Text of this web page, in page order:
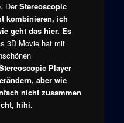
DerStereoscopic
kombinieren, ich
geht das hier. Es
3D Movie hat mit
Player
aber wie
nicht zusammen
hihi.